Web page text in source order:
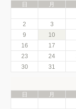
日
月
2
3
9
10
16
17
23
24
30
31
日
月